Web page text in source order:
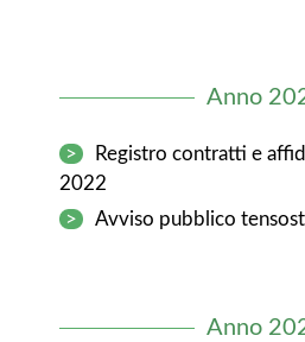
Anno
>
Registro contratti e
2022
>
Avviso pubblico
Anno